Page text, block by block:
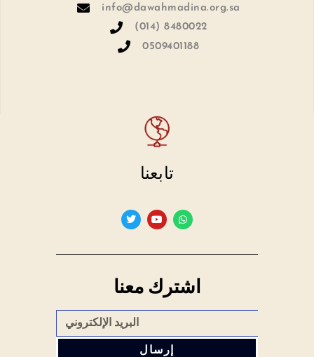
info@dawahmadina.org.sa
(014) 8480022
0509401188
تابعنا
اشترك معنا
إرسال